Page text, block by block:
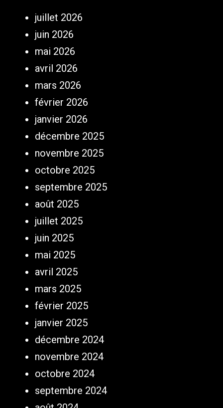
juillet 2026
juin 2026
mai 2026
avril 2026
mars 2026
février 2026
janvier 2026
décembre 2025
novembre 2025
octobre 2025
septembre 2025
août 2025
juillet 2025
juin 2025
mai 2025
avril 2025
mars 2025
février 2025
janvier 2025
décembre 2024
novembre 2024
octobre 2024
septembre 2024